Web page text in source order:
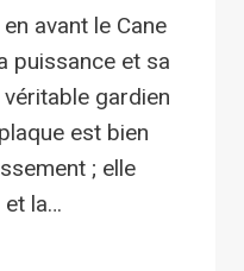
avant le Cane
puissance et sa
gardien
est bien
; elle
la…